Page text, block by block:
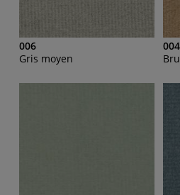
006
Gris moyen
004